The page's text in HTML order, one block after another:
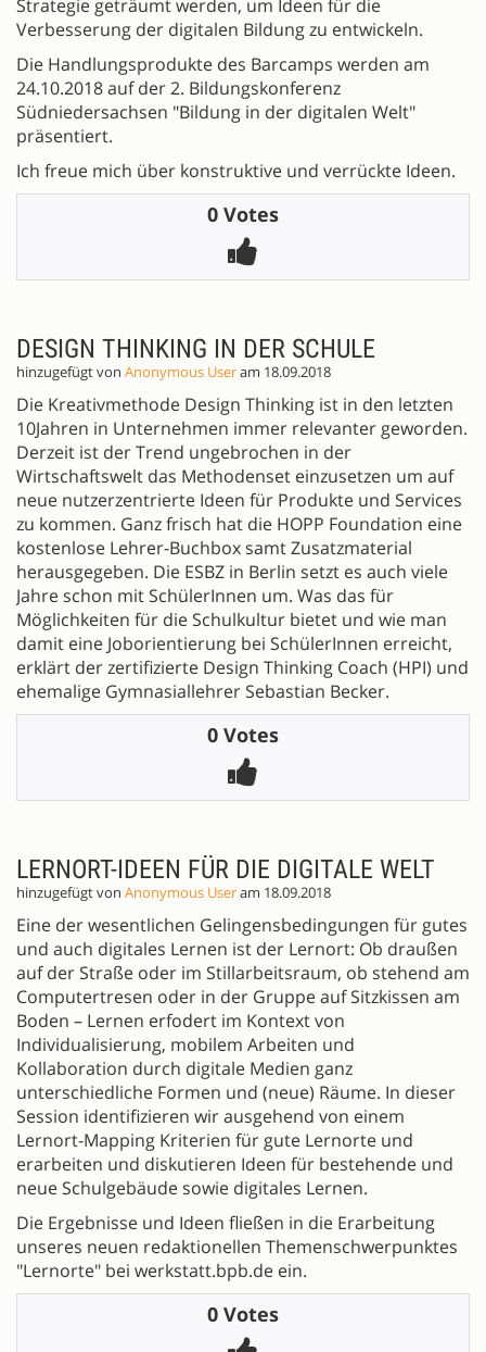
Strategie geträumt werden, um Ideen für die
Verbesserung der digitalen Bildung zu entwickeln.
Die Handlungsprodukte des Barcamps werden am
24.10.2018 auf der 2. Bildungskonferenz
Südniedersachsen "Bildung in der digitalen Welt"
präsentiert.
Ich freue mich über konstruktive und verrückte Ideen.
0 Votes
DESIGN THINKING IN DER SCHULE
hinzugefügt von Anonymous Useram 18.09.2018
Die Kreativmethode Design Thinking ist in den letzten
10Jahren in Unternehmen immer relevanter geworden.
Derzeit ist der Trend ungebrochen in der
Wirtschaftswelt das Methodenset einzusetzen um auf
neue nutzerzentrierte Ideen für Produkte und Services
zu kommen. Ganz frisch hat die HOPP Foundation eine
kostenlose Lehrer-Buchbox samt Zusatzmaterial
herausgegeben. Die ESBZ in Berlin setzt es auch viele
Jahre schon mit SchülerInnen um. Was das für
Möglichkeiten für die Schulkultur bietet und wie man
damit eine Joborientierung bei SchülerInnen erreicht,
erklärt der zertifizierte Design Thinking Coach (HPI) und
ehemalige Gymnasiallehrer Sebastian Becker.
0 Votes
LERNORT-IDEEN FÜR DIE DIGITALE WELT
hinzugefügt von Anonymous Useram 18.09.2018
Eine der wesentlichen Gelingensbedingungen für gutes
und auch digitales Lernen ist der Lernort: Ob draußen
auf der Straße oder im Stillarbeitsraum, ob stehend am
Computertresen oder in der Gruppe auf Sitzkissen am
Boden – Lernen erfodert im Kontext von
Individualisierung, mobilem Arbeiten und
Kollaboration durch digitale Medien ganz
unterschiedliche Formen und (neue) Räume. In dieser
Session identifizieren wir ausgehend von einem
Lernort-Mapping Kriterien für gute Lernorte und
erarbeiten und diskutieren Ideen für bestehende und
neue Schulgebäude sowie digitales Lernen.
Die Ergebnisse und Ideen fließen in die Erarbeitung
unseres neuen redaktionellen Themenschwerpunktes
"Lernorte" bei werkstatt.bpb.de ein.
0 Votes